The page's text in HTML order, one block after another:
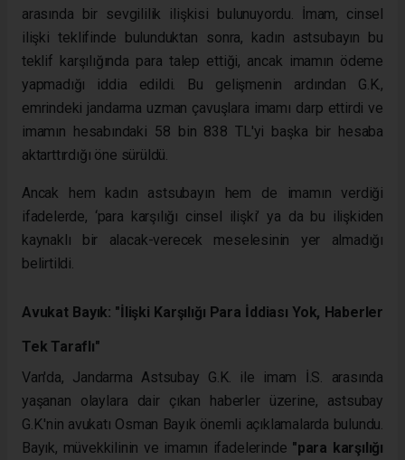
arasında bir sevgililik ilişkisi bulunuyordu. İmam, cinsel
ilişki teklifinde bulunduktan sonra, kadın astsubayın bu
teklif karşılığında para talep ettiği, ancak imamın ödeme
yapmadığı iddia edildi. Bu gelişmenin ardından G.K.,
emrindeki jandarma uzman çavuşlara imamı darp ettirdi ve
imamın hesabındaki 58 bin 838 TL'yi başka bir hesaba
aktarttırdığı öne sürüldü.
Ancak hem kadın astsubayın hem de imamın verdiği
ifadelerde, ‘para karşılığı cinsel ilişki’ ya da bu ilişkiden
kaynaklı bir alacak-verecek meselesinin yer almadığı
belirtildi.
Avukat Bayık: "İlişki Karşılığı Para İddiası Yok, Haberler
Tek Taraflı"
Van'da, Jandarma Astsubay G.K. ile imam İ.S. arasında
yaşanan olaylara dair çıkan haberler üzerine, astsubay
G.K.'nin avukatı Osman Bayık önemli açıklamalarda bulundu.
Bayık, müvekkilinin ve imamın ifadelerinde "para karşılığı